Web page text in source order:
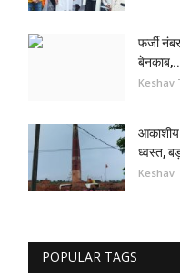
फर्जी
Keshav
आकाशीय
ध्वस्त,
Keshav
POPULAR TAGS